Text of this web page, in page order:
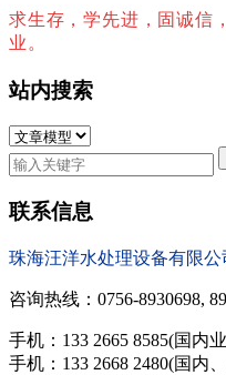
求生存，学先进，固诚信
业。
站内搜索
联系信息
珠海汪洋水处理设备有限公
咨询热线：0756-8930698,
手机：133 2665 8585(国内
手机：133 2668 2480(国内